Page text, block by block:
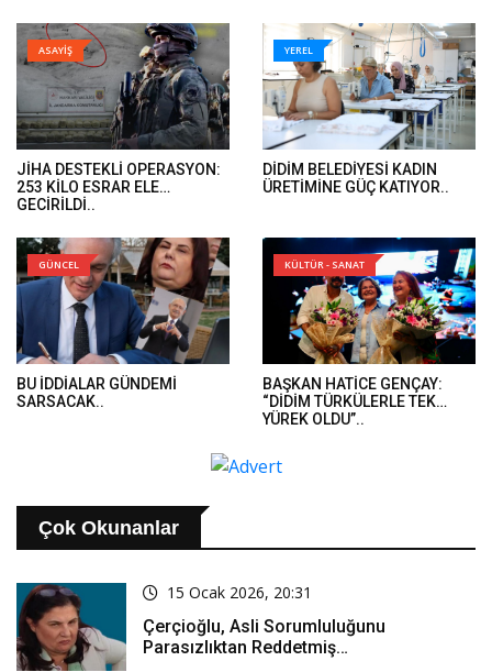
DOSYALARINA EL KONULDU’..
ASAYİŞ
JİHA DESTEKLİ OPERASYON:
253 KİLO ESRAR ELE
GEÇİRİLDİ..
YEREL
DİDİM BELEDİYESİ KADIN
ÜRETİMİNE GÜÇ KATIYOR..
GÜNCEL
BU İDDİALAR GÜNDEMİ
SARSACAK..
KÜLTÜR - SANAT
BAŞKAN HATİCE GENÇAY:
“DİDİM TÜRKÜLERLE TEK
YÜREK OLDU”..
Çok Okunanlar
15 Ocak 2026, 20:31
Çerçioğlu, Asli Sorumluluğunu
Parasızlıktan Reddetmiş…